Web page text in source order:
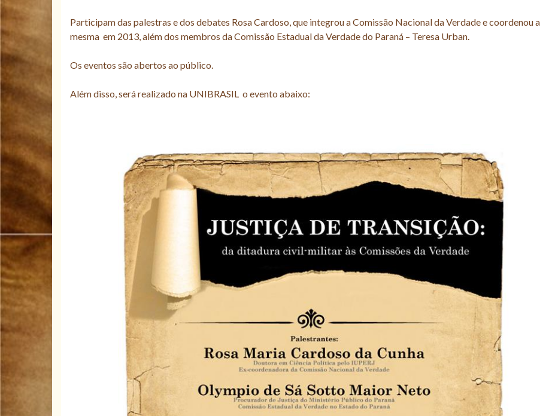
Participam das palestras e dos debates Rosa Cardoso, que integrou a Comissão Nacional da Verdade e coordenou a
mesma em 2013, além dos membros da Comissão Estadual da Verdade do Paraná – Teresa Urban.
Os eventos são abertos ao público.
Além disso, será realizado na UNIBRASIL o evento abaixo: